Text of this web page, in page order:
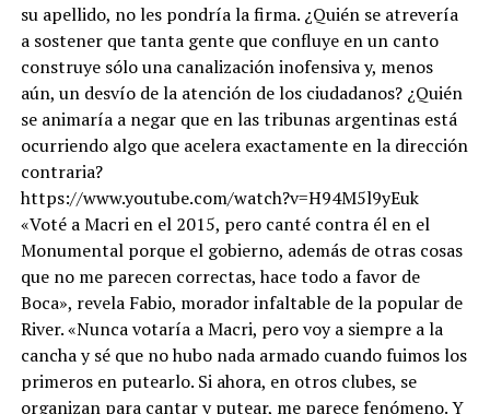
su apellido, no les pondría la firma. ¿Quién se atrevería
a sostener que tanta gente que confluye en un canto
construye sólo una canalización inofensiva y, menos
aún, un desvío de la atención de los ciudadanos? ¿Quién
se animaría a negar que en las tribunas argentinas está
ocurriendo algo que acelera exactamente en la dirección
contraria?
https://www.youtube.com/watch?v=H94M5l9yEuk
«Voté a Macri en el 2015, pero canté contra él en el
Monumental porque el gobierno, además de otras cosas
que no me parecen correctas, hace todo a favor de
Boca», revela Fabio, morador infaltable de la popular de
River. «Nunca votaría a Macri, pero voy a siempre a la
cancha y sé que no hubo nada armado cuando fuimos los
primeros en putearlo. Si ahora, en otros clubes, se
organizan para cantar y putear, me parece fenómeno. Y